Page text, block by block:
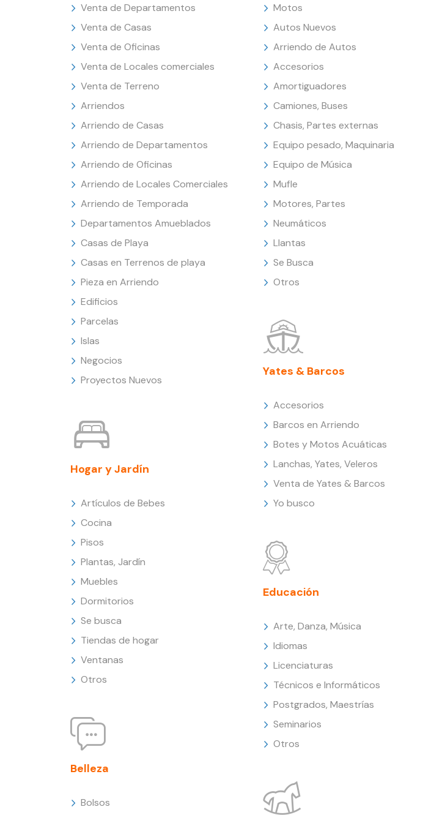
Venta de Departamentos
Venta de Casas
Venta de Oficinas
Venta de Locales comerciales
Venta de Terreno
Arriendos
Arriendo de Casas
Arriendo de Departamentos
Arriendo de Oficinas
Arriendo de Locales Comerciales
Arriendo de Temporada
Departamentos Amueblados
Casas de Playa
Casas en Terrenos de playa
Pieza en Arriendo
Edificios
Parcelas
Islas
Negocios
Proyectos Nuevos
Hogar y Jardín
Artículos de Bebes
Cocina
Pisos
Plantas, Jardín
Muebles
Dormitorios
Se busca
Tiendas de hogar
Ventanas
Otros
Belleza
Bolsos
Motos
Autos Nuevos
Arriendo de Autos
Accesorios
Amortiguadores
Camiones, Buses
Chasis, Partes externas
Equipo pesado, Maquinaria
Equipo de Música
Mufle
Motores, Partes
Neumáticos
Llantas
Se Busca
Otros
Yates & Barcos
Accesorios
Barcos en Arriendo
Botes y Motos Acuáticas
Lanchas, Yates, Veleros
Venta de Yates & Barcos
Yo busco
Educación
Arte, Danza, Música
Idiomas
Licenciaturas
Técnicos e Informáticos
Postgrados, Maestrías
Seminarios
Otros